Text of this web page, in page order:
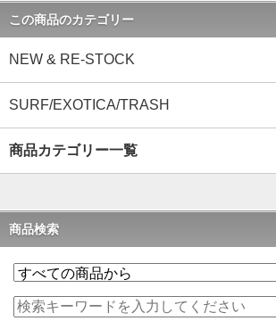
この商品のカテゴリー
NEW & RE-STOCK
SURF/EXOTICA/TRASH
商品カテゴリー一覧
商品検索